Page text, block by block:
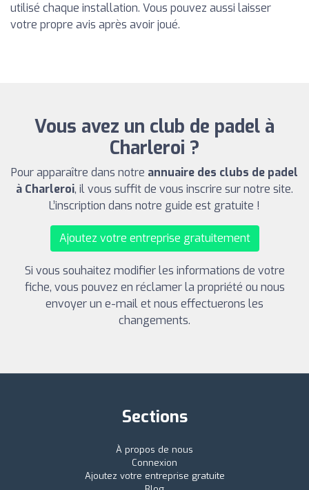
utilisé chaque installation. Vous pouvez aussi laisser
votre propre avis après avoir joué.
Vous avez un club de padel à
Charleroi ?
Pour apparaître dans notre annuaire des clubs de padel
à Charleroi, il vous suffit de vous inscrire sur notre site.
L’inscription dans notre guide est gratuite !
Ajoutez votre entreprise gratuitement
Si vous souhaitez modifier les informations de votre
fiche, vous pouvez en réclamer la propriété ou nous
envoyer un e-mail et nous effectuerons les
changements.
Sections
À propos de nous
Connexion
Ajoutez votre entreprise gratuite